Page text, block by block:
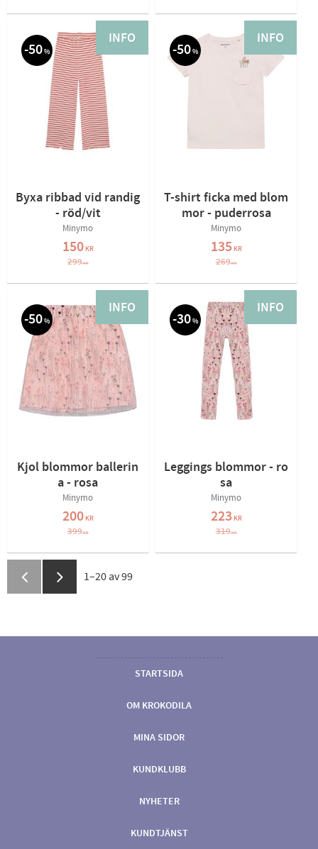
Byxa ribbad vid randig
- röd/vit
Minymo
150KR
299KR
50%
INFO
T-shirt ficka med blom
mor - puderrosa
Minymo
135KR
269KR
50%
INFO
Kjol blommor ballerin
a - rosa
Minymo
200KR
399KR
50%
INFO
Leggings blommor - ro
sa
Minymo
223KR
319KR
30%
INFO
1–20 av99
STARTSIDA
OM KROKODILA
MINA SIDOR
KUNDKLUBB
NYHETER
KUNDTJÄNST